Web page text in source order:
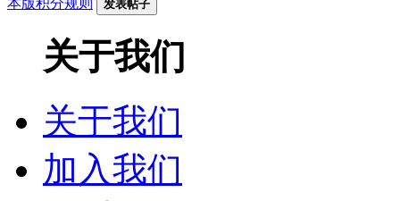
发表帖子
关于我们
关于我们
加入我们